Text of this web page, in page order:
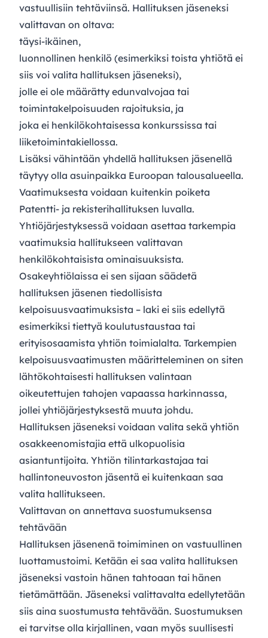
vastuullisiin tehtäviinsä. Hallituksen jäseneksi
valittavan on oltava:
täysi-ikäinen,
luonnollinen henkilö (esimerkiksi toista yhtiötä ei
siis voi valita hallituksen jäseneksi),
jolle ei ole määrätty edunvalvojaa tai
toimintakelpoisuuden rajoituksia, ja
joka ei henkilökohtaisessa konkurssissa tai
liiketoimintakiellossa.
Lisäksi vähintään yhdellä hallituksen jäsenellä
täytyy olla asuinpaikka Euroopan talousalueella.
Vaatimuksesta voidaan kuitenkin poiketa
Patentti- ja rekisterihallituksen luvalla.
Yhtiöjärjestyksessä voidaan asettaa tarkempia
vaatimuksia hallitukseen valittavan
henkilökohtaisista ominaisuuksista.
Osakeyhtiölaissa ei sen sijaan säädetä
hallituksen jäsenen tiedollisista
kelpoisuusvaatimuksista – laki ei siis edellytä
esimerkiksi tiettyä koulutustaustaa tai
erityisosaamista yhtiön toimialalta. Tarkempien
kelpoisuusvaatimusten määritteleminen on siten
lähtökohtaisesti hallituksen valintaan
oikeutettujen tahojen vapaassa harkinnassa,
jollei yhtiöjärjestyksestä muuta johdu.
Hallituksen jäseneksi voidaan valita sekä yhtiön
osakkeenomistajia että ulkopuolisia
asiantuntijoita. Yhtiön tilintarkastajaa tai
hallintoneuvoston jäsentä ei kuitenkaan saa
valita hallitukseen.
Valittavan on annettava suostumuksensa
tehtävään
Hallituksen jäsenenä toimiminen on vastuullinen
luottamustoimi. Ketään ei saa valita hallituksen
jäseneksi vastoin hänen tahtoaan tai hänen
tietämättään. Jäseneksi valittavalta edellytetään
siis aina suostumusta tehtävään. Suostumuksen
ei tarvitse olla kirjallinen, vaan myös suullisesti